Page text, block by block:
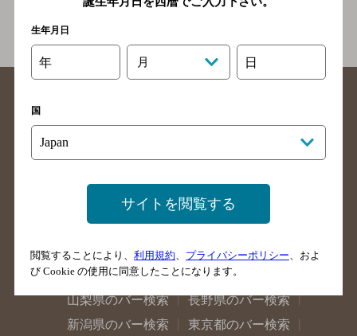
岩手県のバー検索
宮城県のバー検索
秋田県のバー検索
山形県のバー検索
福島県のバー検索
茨城県のバー検索
栃木県のバー検索
群馬県のバー検索
山梨県のバー検索
長野県のバー検索
新潟県のバー検索
東京都のバー検索
生年月日
年 月 日
国
サイトを閲覧する
閲覧することにより、 利用規約、 プライバシーポリシー、およ
び Cookie の使用に同意したことになります。